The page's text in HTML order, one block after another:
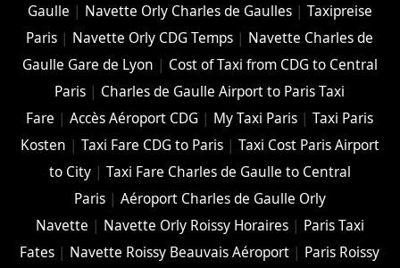
Gaulle | Navette Orly Charles de Gaulles| Taxipreise
Paris | Navette Orly CDG Temps | Navette Charles de
Gaulle Gare de Lyon | Cost of Taxi from CDG to Central
Paris | Charles de Gaulle Airport to Paris Taxi
Fare |Accès Aéroport CDG | My Taxi Paris |Taxi Paris
Kosten | Taxi Fare CDG to Paris| Taxi Cost Paris Airport
to City| Taxi Fare Charles de Gaulle to Central
Paris| Aéroport Charles de Gaulle Orly
Navette | Navette Orly Roissy Horaires| Paris Taxi
Fates | Navette Roissy Beauvais Aéroport | Paris Roissy